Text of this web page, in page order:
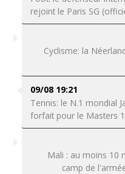
rejoint le Paris SG
Cyclisme: la
09/08 19:21
Tennis: le N.1 mondial
forfait pour le Masters
Mali : au moins 10
camp de